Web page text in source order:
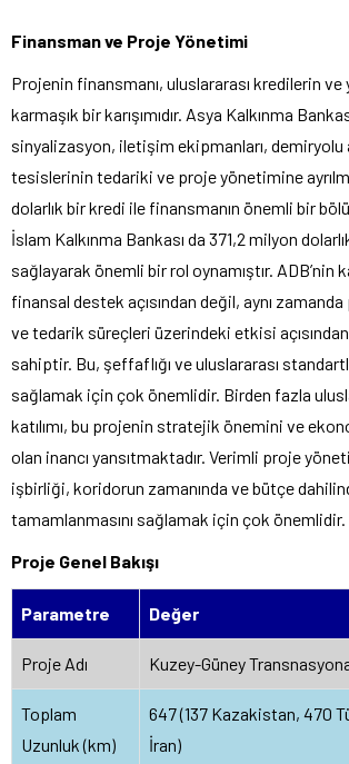
Finansman ve Proje Yönetimi
Projenin finansmanı, uluslararası kredilerin ve
karmaşık bir karışımıdır. Asya Kalkınma
sinyalizasyon, iletişim ekipmanları, demiryolu
tesislerinin tedariki ve proje yönetimine
dolarlık bir kredi ile finansmanın önemli bir
İslam Kalkınma Bankası da 371,2 milyon
sağlayarak önemli bir rol oynamıştır. ADB’nin
finansal destek açısından değil, aynı
ve tedarik süreçleri üzerindeki etkisi
sahiptir. Bu, şeffaflığı ve uluslararası
sağlamak için çok önemlidir. Birden fazla
katılımı, bu projenin stratejik önemini ve
olan inancı yansıtmaktadır. Verimli proje
işbirliği, koridorun zamanında ve bütçe
tamamlanmasını sağlamak için çok önemlidir.
Proje Genel Bakışı
Parametre Değer
Proje Adı Kuzey-Güney
Toplam
Uzunluk (km)
647 (137 Kazakistan, 470
İran)